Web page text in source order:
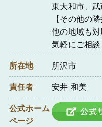
東大和市、
【その他の
他の地域も
気軽にご相談
所在地 所沢市
責任者 安井 和美
公式ホーム
ページ